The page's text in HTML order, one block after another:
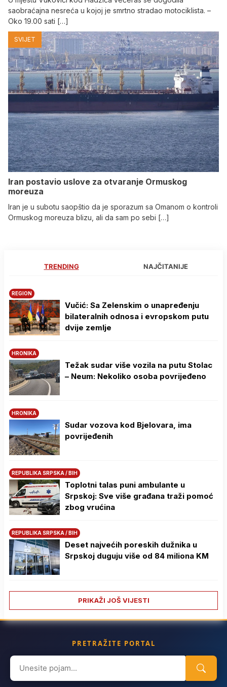
saobraćajna nesreća u kojoj je smrtno stradao motociklista. –
Oko 19.00 sati […]
SVIJET
Iran postavio uslove za otvaranje Ormuskog
moreuza
Iran je u subotu saopštio da je sporazum sa Omanom o kontroli
Ormuskog moreuza blizu, ali da sam po sebi […]
TRENDING NAJČITANIJE
REGION
Vučić: Sa Zelenskim o unapređenju
bilateralnih odnosa i evropskom putu
dvije zemlje
HRONIKA
Težak sudar više vozila na putu Stolac
– Neum: Nekoliko osoba povrijeđeno
HRONIKA
Sudar vozova kod Bjelovara, ima
povrijeđenih
REPUBLIKA SRPSKA / BIH
Toplotni talas puni ambulante u
Srpskoj: Sve više građana traži pomoć
zbog vrućina
REPUBLIKA SRPSKA / BIH
Deset najvećih poreskih dužnika u
Srpskoj duguju više od 84 miliona KM
PRIKAŽI JOŠ VIJESTI
PRETRAŽITE PORTAL
Search
for: